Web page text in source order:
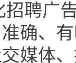
聘广
确、
媒体